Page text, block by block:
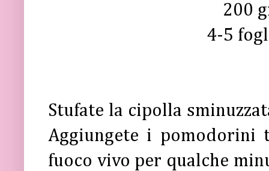
200
4-5
Stufate la cipolla
Aggiungete i pomodorini
fuoco vivo per qualche